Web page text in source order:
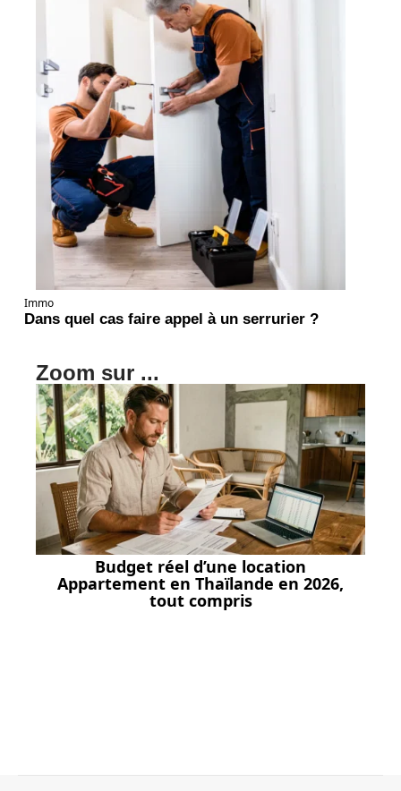
Immo
Dans quel cas faire appel à un serrurier ?
Zoom sur ...
Budget réel d’une location
Appartement en Thaïlande en 2026,
tout compris